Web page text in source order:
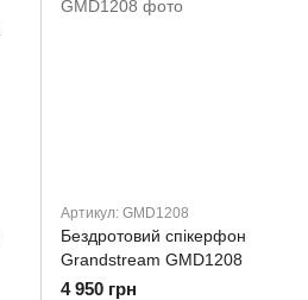
Артикул: GMD1208
Бездротовий спікерфон
Grandstream GMD1208
4 950 грн